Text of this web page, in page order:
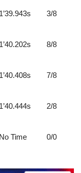
1’39.943s 3/8
1’40.202s 8/8
1’40.408s 7/8
1’40.444s 2/8
No Time 0/0